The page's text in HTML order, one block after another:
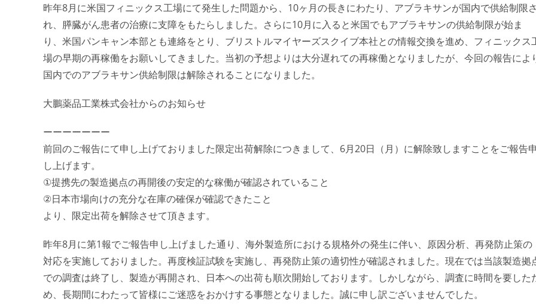
昨年8月に米国フィニックス工場にて発生した問題から、10ヶ月の長きにわたり、アブラキサンが国内で供給制限さ
れ、膵臓がん患者の治療に支障をもたらしました。さらに10月に入ると米国でもアブラキサンの供給制限が始ま
り、米国パンキャン本部とも連絡をとり、ブリストルマイヤーズスクイブ本社との情報交換を進め、フィニックス
場の早期の再稼働をお願いしてきました。当初の予想よりは大分遅れての再稼働となりましたが、今回の報告によ
国内でのアブラキサン供給制限は解除されることになりました。
大鵬薬品工業株式会社からのお知らせ
ーーーーーーー
前回のご報告にて申し上げておりました限定出荷解除につきまして、6月20日（月）に解除致しますことをご報告申
し上げます。
①提携先の製造拠点の再開後の安定的な稼働が確認されていること
②日本市場向けの充分な在庫の確保が確認できたこと
より、限定出荷を解除させて頂きます。
昨年8月に第1報でご報告申し上げました通り、海外製造所における規格外の発生に伴い、原因分析、再発防止策の
対応を実施しておりました。再度検証試験を実施し、再発防止策の適切性が確認されました。現在では当該製造拠
での調査は終了し、製造が再開され、日本への出荷も順次開始しております。しかしながら、調査に時間を要した
め、長期間にわたって皆様にご迷惑をおかけする事態となりました。誠に申し訳ございませんでした。